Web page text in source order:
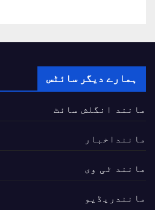
ہمارے دیگر سائٹس
مانند انگلش سائٹ
ماننداخبار
مانند ٹی وی
مانندریڈیو